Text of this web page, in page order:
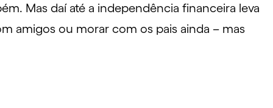
Mas daí até a independência financeira leva
amigos ou morar com os pais ainda – mas